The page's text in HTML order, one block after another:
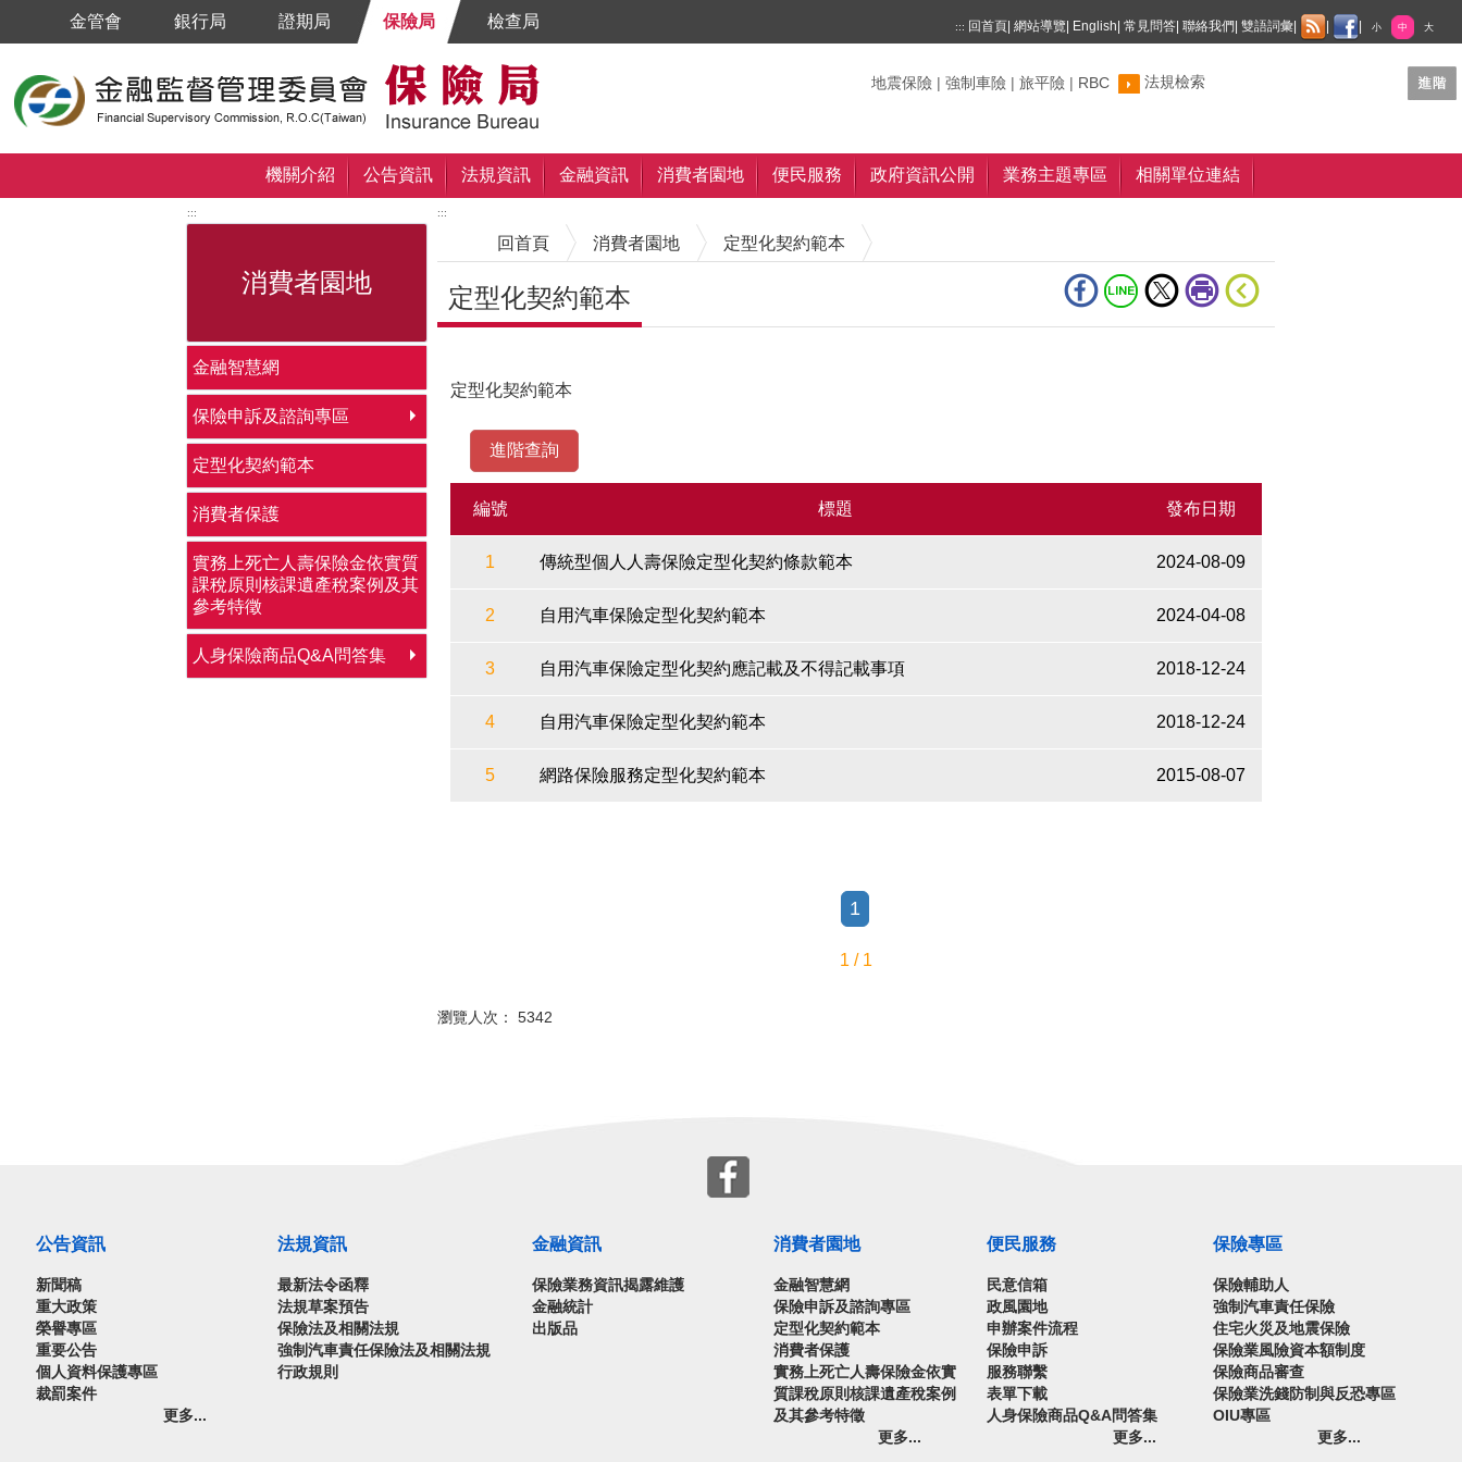
跳到主要內容區塊
金管會 銀行局 證期局 保險局 檢查局 ::: 回首頁 網站導覽 English 常見問答 聯絡我們 雙語詞彙 小 中 大
搜尋
搜尋
關鍵字
地震保險 強制車險 旅平險 RBC 法規檢索
機關介紹 公告資訊 法規資訊 金融資訊 消費者園地 便民服務 政府資訊公開 業務主題專區 相關單位連結
:::
消費者園地
金融智慧網
保險申訴及諮詢專區
定型化契約範本
消費者保護
實務上死亡人壽保險金依實質
課稅原則核課遺產稅案例及其
參考特徵
人身保險商品Q&A問答集
:::
回首頁 消費者園地 定型化契約範本
定型化契約範本
定型化契約範本
編號 標題 發布日期
1 傳統型個人人壽保險定型化契約條款範本 2024-08-09
2 自用汽車保險定型化契約範本 2024-04-08
3 自用汽車保險定型化契約應記載及不得記載事項 2018-12-24
4 自用汽車保險定型化契約範本 2018-12-24
5 網路保險服務定型化契約範本 2015-08-07
1
1 / 1
瀏覽人次： 5342
公告資訊
新聞稿
重大政策
榮譽專區
重要公告
個人資料保護專區
裁罰案件
更多...
法規資訊
最新法令函釋
法規草案預告
保險法及相關法規
強制汽車責任保險法及相關法規
行政規則
金融資訊
保險業務資訊揭露維護
金融統計
出版品
消費者園地
金融智慧網
保險申訴及諮詢專區
定型化契約範本
消費者保護
實務上死亡人壽保險金依實
質課稅原則核課遺產稅案例
及其參考特徵
更多...
便民服務
民意信箱
政風園地
申辦案件流程
保險申訴
服務聯繫
表單下載
人身保險商品Q&A問答集
更多...
保險專區
保險輔助人
強制汽車責任保險
住宅火災及地震保險
保險業風險資本額制度
保險商品審查
保險業洗錢防制與反恐專區
OIU專區
更多...